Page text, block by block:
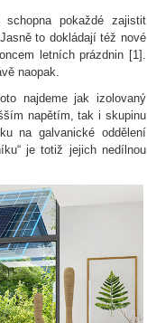
pokaždé zajistit
to dokládají též nové
letních prázdnin [1].
naopak.
najdeme jak izolovaný
napětím, tak i skupinu
na galvanické oddělení
je totiž jejich nedílnou